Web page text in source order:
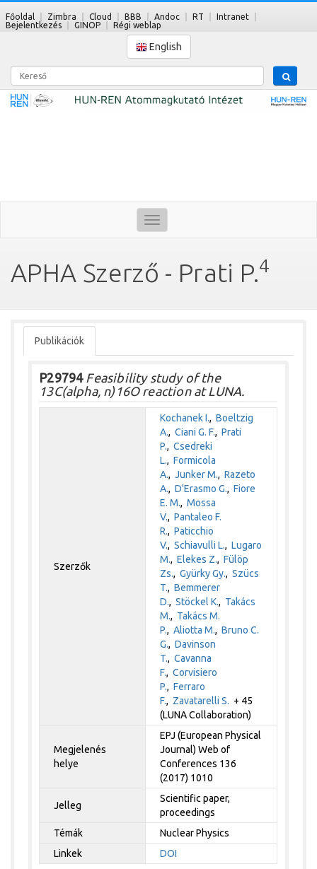
Főoldal Zimbra Cloud BBB Andoc RT
Intranet
Bejelentkezés
GINOP Régi weblap
English
Kereső
Toggle
navigation
APHA Szerző - Prati P.4
Publikációk
P29794Feasibility study of the
13C(alpha, n)16O reaction at LUNA.
Szerzők
Kochanek I.,Boeltzig
A.,Ciani G. F.,Prati
P.,Csedreki
L.,Formicola
A.,Junker M.,Razeto
A.,D'Erasmo G.,Fiore
E. M.,Mossa
V.,Pantaleo F.
R.,Paticchio
V.,Schiavulli L.,Lugaro
M.,Elekes Z.,Fülöp
Zs.,Gyürky Gy.,Szücs
T.,Bemmerer
D.,Stöckel K., Takács
M., Takács M.
P.,Aliotta M.,Bruno C.
G.,Davinson
T.,Cavanna
F.,Corvisiero
P.,Ferraro
F., Zavatarelli S. + 45
(LUNA Collaboration)
Megjelenés
helye
EPJ (European Physical
Journal) Web of
Conferences 136
(2017) 1010
Jelleg
Scientific paper,
proceedings
Témák
Nuclear Physics
Linkek
DOI